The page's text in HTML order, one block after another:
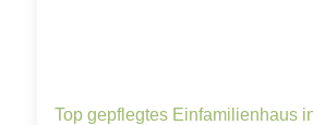
Top gepflegtes Einfamilienhaus